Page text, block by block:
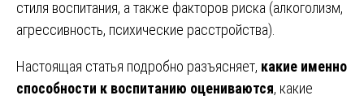
стиля воспитания, а также факторов риска (алкоголизм,
агрессивность, психические расстройства).
Настоящая статья подробно разъясняет, какие именно
способности к воспитанию оцениваются, какие